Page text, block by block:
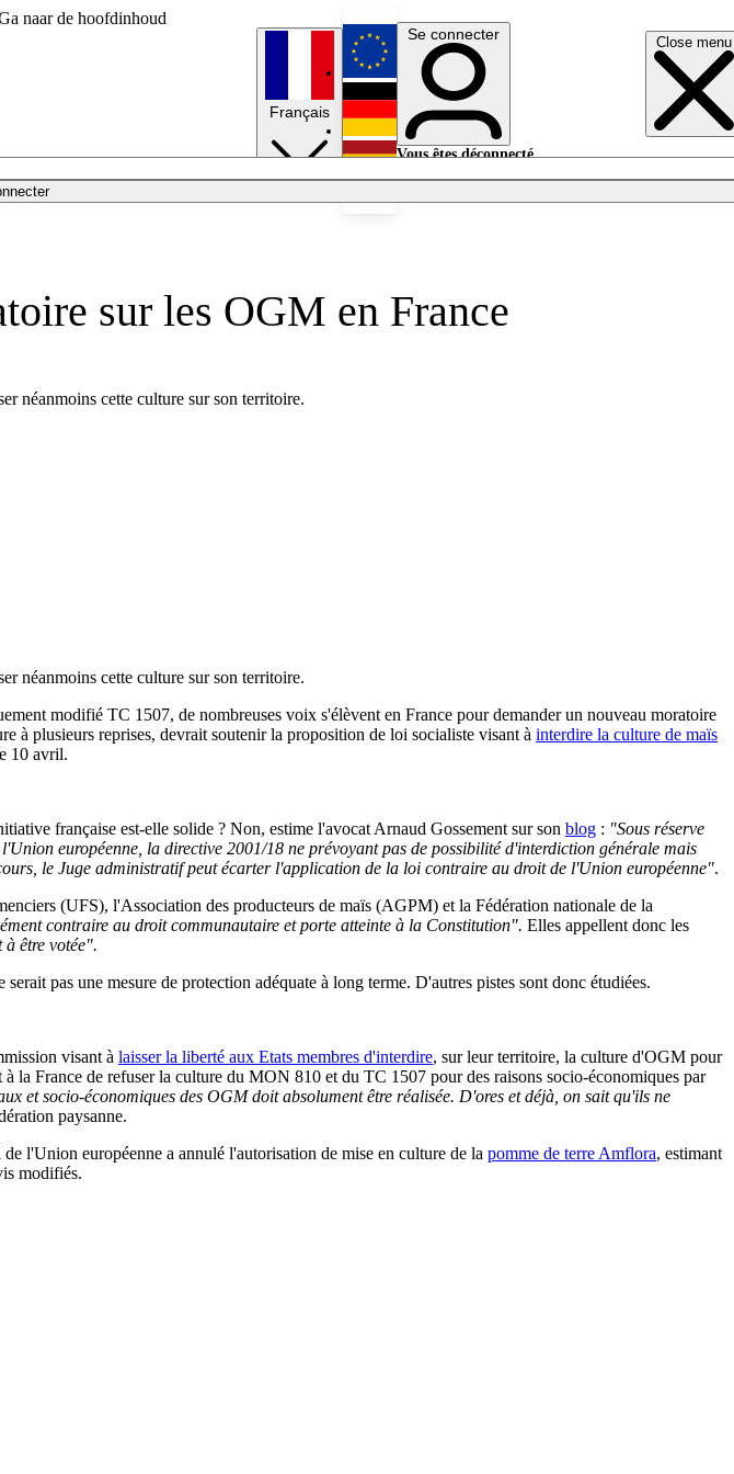
naar de hoofdinhoud
Close menu
Français
English
Deutsch
Se connecter
Vous êtes déconnecté.
sur les OGM en France
néanmoins cette culture sur son territoire.
néanmoins cette culture sur son territoire.
modifié TC 1507, de nombreuses voix s'élèvent en France pour demander un nouveau moratoire
à plusieurs reprises, devrait soutenir la proposition de loi socialiste visant à interdire la culture de maïs
10 avril.
française est-elle solide ? Non, estime l'avocat Arnaud Gossement sur son blog : "Sous réserve
européenne, la directive 2001/18 ne prévoyant pas de possibilité d'interdiction générale mais
le Juge administratif peut écarter l'application de la loi contraire au droit de l'Union européenne".
(UFS), l'Association des producteurs de maïs (AGPM) et la Fédération nationale de la
contraire au droit communautaire et porte atteinte à la Constitution". Elles appellent donc les
être votée".
pas une mesure de protection adéquate à long terme. D'autres pistes sont donc étudiées.
visant à laisser la liberté aux Etats membres d'interdire, sur leur territoire, la culture d'OGM pour
la France de refuser la culture du MON 810 et du TC 1507 pour des raisons socio-économiques par
et socio-économiques des OGM doit absolument être réalisée. D'ores et déjà, on sait qu'ils ne
paysanne.
l'Union européenne a annulé l'autorisation de mise en culture de la pomme de terre Amflora, estimant
modifiés.